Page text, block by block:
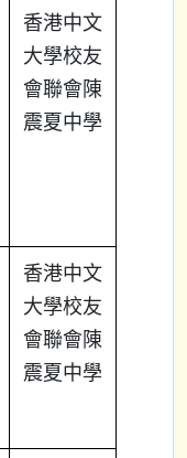
香港中文
大學校友
會聯會陳
震夏中學
香港中文
大學校友
會聯會陳
震夏中學